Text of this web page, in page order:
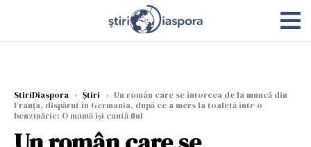
StiriDiaspora › Știri › Un român care se întorcea de la muncă din
Franța, dispărut în Germania, după ce a mers la toaletă într-o
benzinărie: O mamă își caută fiul